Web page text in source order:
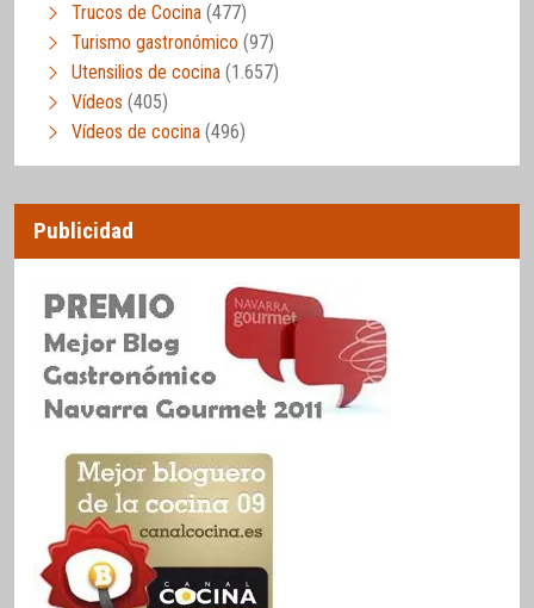
Trucos de Cocina (477)
Turismo gastronómico (97)
Utensilios de cocina (1.657)
Vídeos (405)
Vídeos de cocina (496)
Publicidad